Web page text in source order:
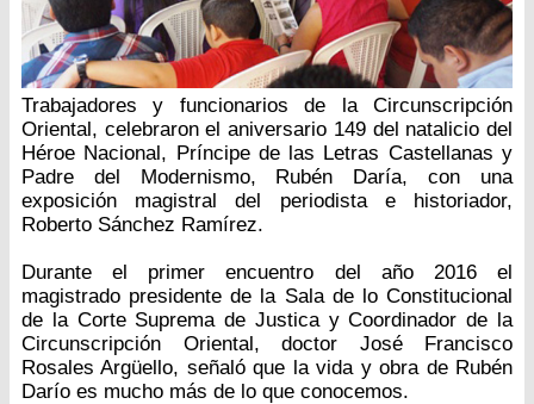
Trabajadores y funcionarios de la Circunscripción
Oriental, celebraron el aniversario 149 del natalicio del
Héroe Nacional, Príncipe de las Letras Castellanas y
Padre del Modernismo, Rubén Daría, con una
exposición magistral del periodista e historiador,
Roberto Sánchez Ramírez.
Durante el primer encuentro del año 2016 el
magistrado presidente de la Sala de lo Constitucional
de la Corte Suprema de Justica y Coordinador de la
Circunscripción Oriental, doctor José Francisco
Rosales Argüello, señaló que la vida y obra de Rubén
Darío es mucho más de lo que conocemos.